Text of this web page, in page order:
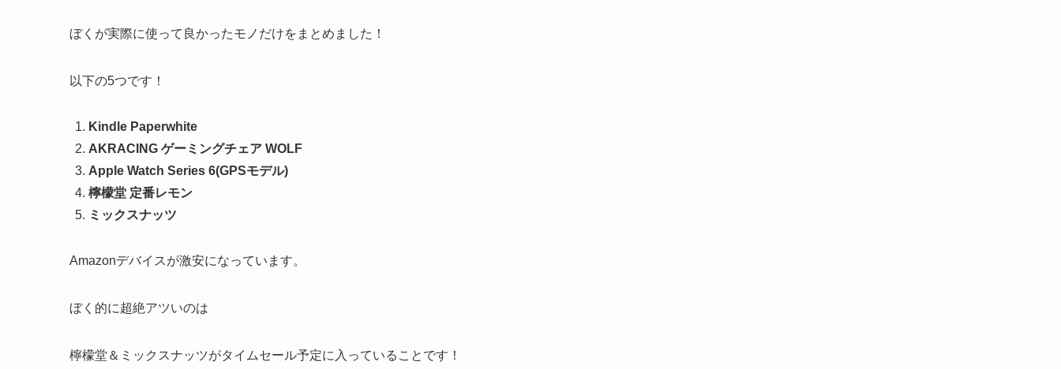
ぼくが実際に使って良かったモノだけをまとめました！
以下の5つです！
Kindle Paperwhite
AKRACING ゲーミングチェア WOLF
Apple Watch Series 6(GPSモデル)
檸檬堂 定番レモン
ミックスナッツ
Amazonデバイスが激安になっています。
ぼく的に超絶アツいのは
檸檬堂＆ミックスナッツがタイムセール予定に入っていることです！